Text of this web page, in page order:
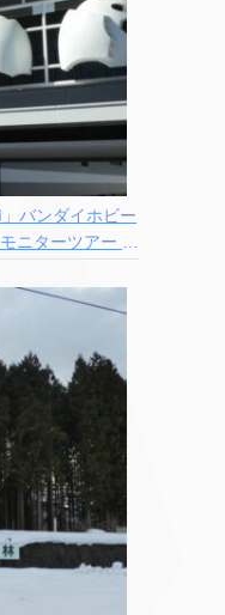
バンダイホビー
ニターツアー 参